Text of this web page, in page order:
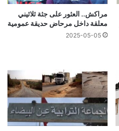
مراكش.. العثور على جثة ثلاثيني
معلقة داخل مرحاض حديقة عمومية
2025-05-05